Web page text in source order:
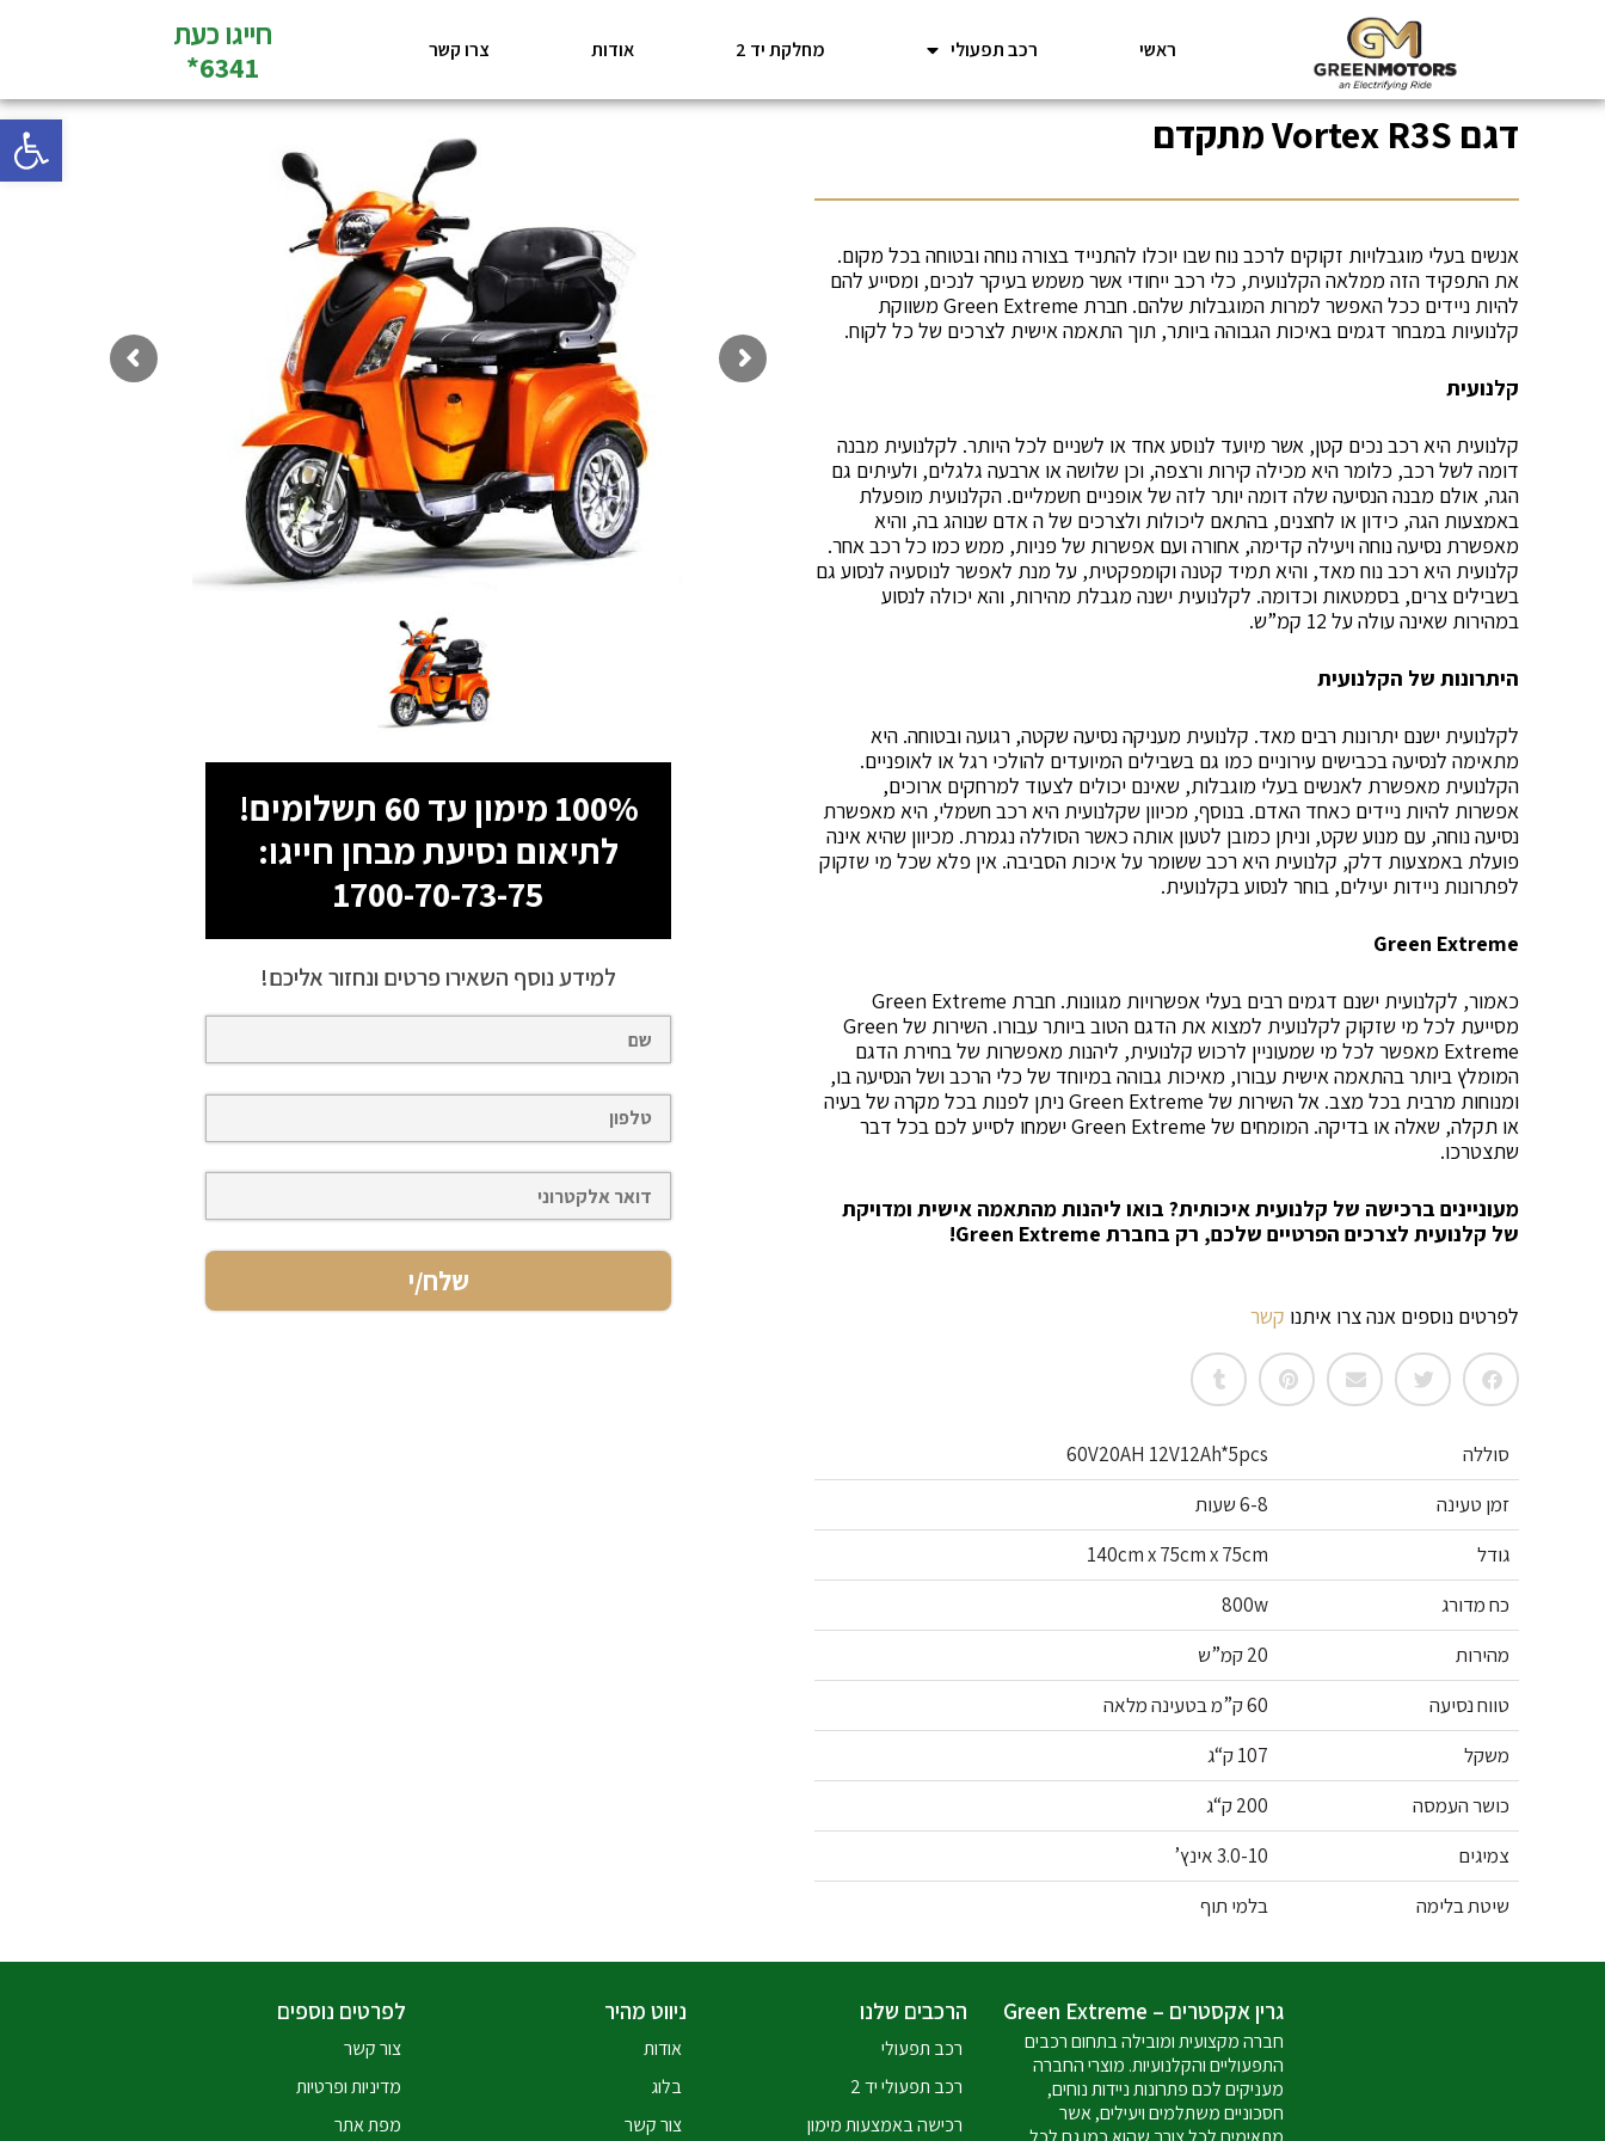
פתח
ראשי רכב תפעולי מחלקת יד 2 אודות צרו קשר
חייגו כעת
6341*
דגם Vortex R3S מתקדם
אנשים בעלי מוגבלויות זקוקים לרכב נוח שבו יוכלו להתנייד בצורה נוחה ובטוחה בכל מקום.
את התפקיד הזה ממלאה הקלנועית, כלי רכב ייחודי אשר משמש בעיקר לנכים, ומסייע להם
להיות ניידים ככל האפשר למרות המוגבלות שלהם. חברת Green Extreme משווקת
קלנועיות במבחר דגמים באיכות הגבוהה ביותר, תוך התאמה אישית לצרכים של כל לקוח.
קלנועית
קלנועית היא רכב נכים קטן, אשר מיועד לנוסע אחד או לשניים לכל היותר. לקלנועית מבנה
דומה לשל רכב, כלומר היא מכילה קירות ורצפה, וכן שלושה או ארבעה גלגלים, ולעיתים גם
הגה, אולם מבנה הנסיעה שלה דומה יותר לזה של אופניים חשמליים. הקלנועית מופעלת
באמצעות הגה, כידון או לחצנים, בהתאם ליכולות ולצרכים של ה אדם שנוהג בה, והיא
מאפשרת נסיעה נוחה ויעילה קדימה, אחורה ועם אפשרות של פניות, ממש כמו כל רכב אחר.
קלנועית היא רכב נוח מאד, והיא תמיד קטנה וקומפקטית, על מנת לאפשר לנוסעיה לנסוע גם
בשבילים צרים, בסמטאות וכדומה. לקלנועית ישנה מגבלת מהירות, והא יכולה לנסוע
במהירות שאינה עולה על 12 קמ”ש.
היתרונות של הקלנועית
לקלנועית ישנם יתרונות רבים מאד. קלנועית מעניקה נסיעה שקטה, רגועה ובטוחה. היא
מתאימה לנסיעה בכבישים עירוניים כמו גם בשבילים המיועדים להולכי רגל או לאופניים.
הקלנועית מאפשרת לאנשים בעלי מוגבלות, שאינם יכולים לצעוד למרחקים ארוכים,
אפשרות להיות ניידים כאחד האדם. בנוסף, מכיוון שקלנועית היא רכב חשמלי, היא מאפשרת
נסיעה נוחה, עם מנוע שקט, וניתן כמובן לטעון אותה כאשר הסוללה נגמרת. מכיוון שהיא אינה
פועלת באמצעות דלק, קלנועית היא רכב ששומר על איכות הסביבה. אין פלא שכל מי שזקוק
לפתרונות ניידות יעילים, בוחר לנסוע בקלנועית.
Green Extreme
כאמור, לקלנועית ישנם דגמים רבים בעלי אפשרויות מגוונות. חברת Green Extreme
מסייעת לכל מי שזקוק לקלנועית למצוא את הדגם הטוב ביותר עבורו. השירות של Green
Extreme מאפשר לכל מי שמעוניין לרכוש קלנועית, ליהנות מאפשרות של בחירת הדגם
המומלץ ביותר בהתאמה אישית עבורו, מאיכות גבוהה במיוחד של כלי הרכב ושל הנסיעה בו,
ומנוחות מרבית בכל מצב. אל השירות של Green Extreme ניתן לפנות בכל מקרה של בעיה
או תקלה, שאלה או בדיקה. המומחים של Green Extreme ישמחו לסייע לכם בכל דבר
שתצטרכו.
מעוניינים ברכישה של קלנועית איכותית? בואו ליהנות מהתאמה אישית ומדויקת
של קלנועית לצרכים הפרטיים שלכם, רק בחברת Green Extreme
!
לפרטים נוספים אנה צרו איתנו קשר
סוללה
60V20AH 12V12Ah*5pcs
זמן טעינה
6-8 שעות
גודל
140cm x 75cm x 75cm
כח מדורג
800w
מהירות
20 קמ”ש
טווח נסיעה
60 ק”מ בטעינה מלאה
משקל
107 ק“ג
כושר העמסה
200 ק“ג
צמיגים
3.0-10 אינץ’
שיטת בלימה
בלמי תוף
100% מימון עד 60 תשלומים!
לתיאום נסיעת מבחן חייגו:
1700-70-73-75
למידע נוסף השאירו פרטים ונחזור אליכם!
גרין אקסטרים – Green Extreme
חברה מקצועית ומובילה בתחום רכבים
התפעוליים והקלנועיות. מוצרי החברה
מעניקים לכם פתרונות ניידות נוחים,
חסכוניים משתלמים ויעילים, אשר
הרכבים שלנו
רכב תפעולי
רכב תפעולי יד 2
רכישה באמצעות מימון
ניווט מהיר
אודות
בלוג
צור קשר
לפרטים נוספים
צור קשר
מדיניות ופרטיות
מפת אתר